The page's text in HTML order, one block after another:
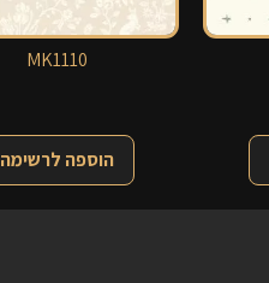
MK1110
הוספה לרשימה